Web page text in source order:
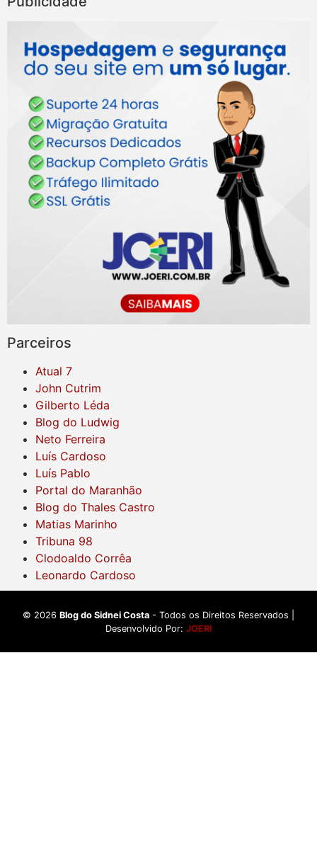
Parceiros
Atual 7
John Cutrim
Gilberto Léda
Blog do Ludwig
Neto Ferreira
Luís Cardoso
Luís Pablo
Portal do Maranhão
Blog do Thales Castro
Matias Marinho
Tribuna 98
Clodoaldo Corrêa
Leonardo Cardoso
© 2026 Blog do Sidnei Costa - Todos os Direitos Reservados |
Desenvolvido Por: JOERI